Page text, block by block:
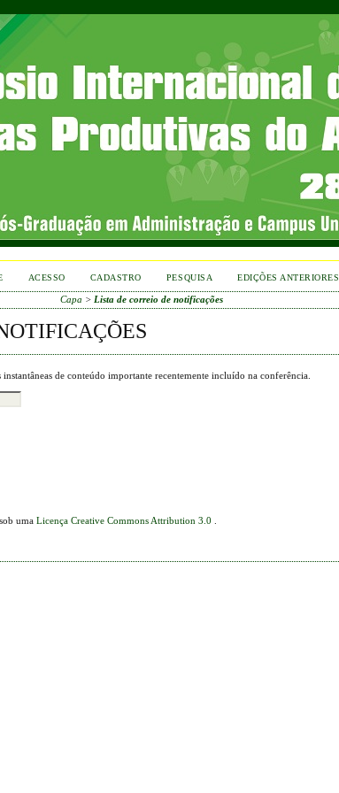
ACESSO CADASTRO PESQUISA EDIÇÕES ANTERIORES
Capa > Lista de correio de notificações
de conteúdo importante recentemente incluído na conferência.
uma Licença Creative Commons Attribution 3.0